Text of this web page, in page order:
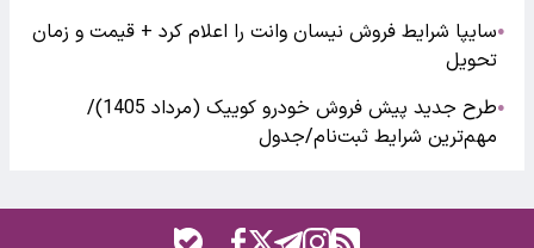
●سایپا شرایط فروش نیسان وانت را اعلام کرد + قیمت و زمان
تحویل
●
طرح جدید پیش فروش خودرو کوییک (مرداد 1405)/
مهم‌ترین شرایط ثبت‌نام/جدول